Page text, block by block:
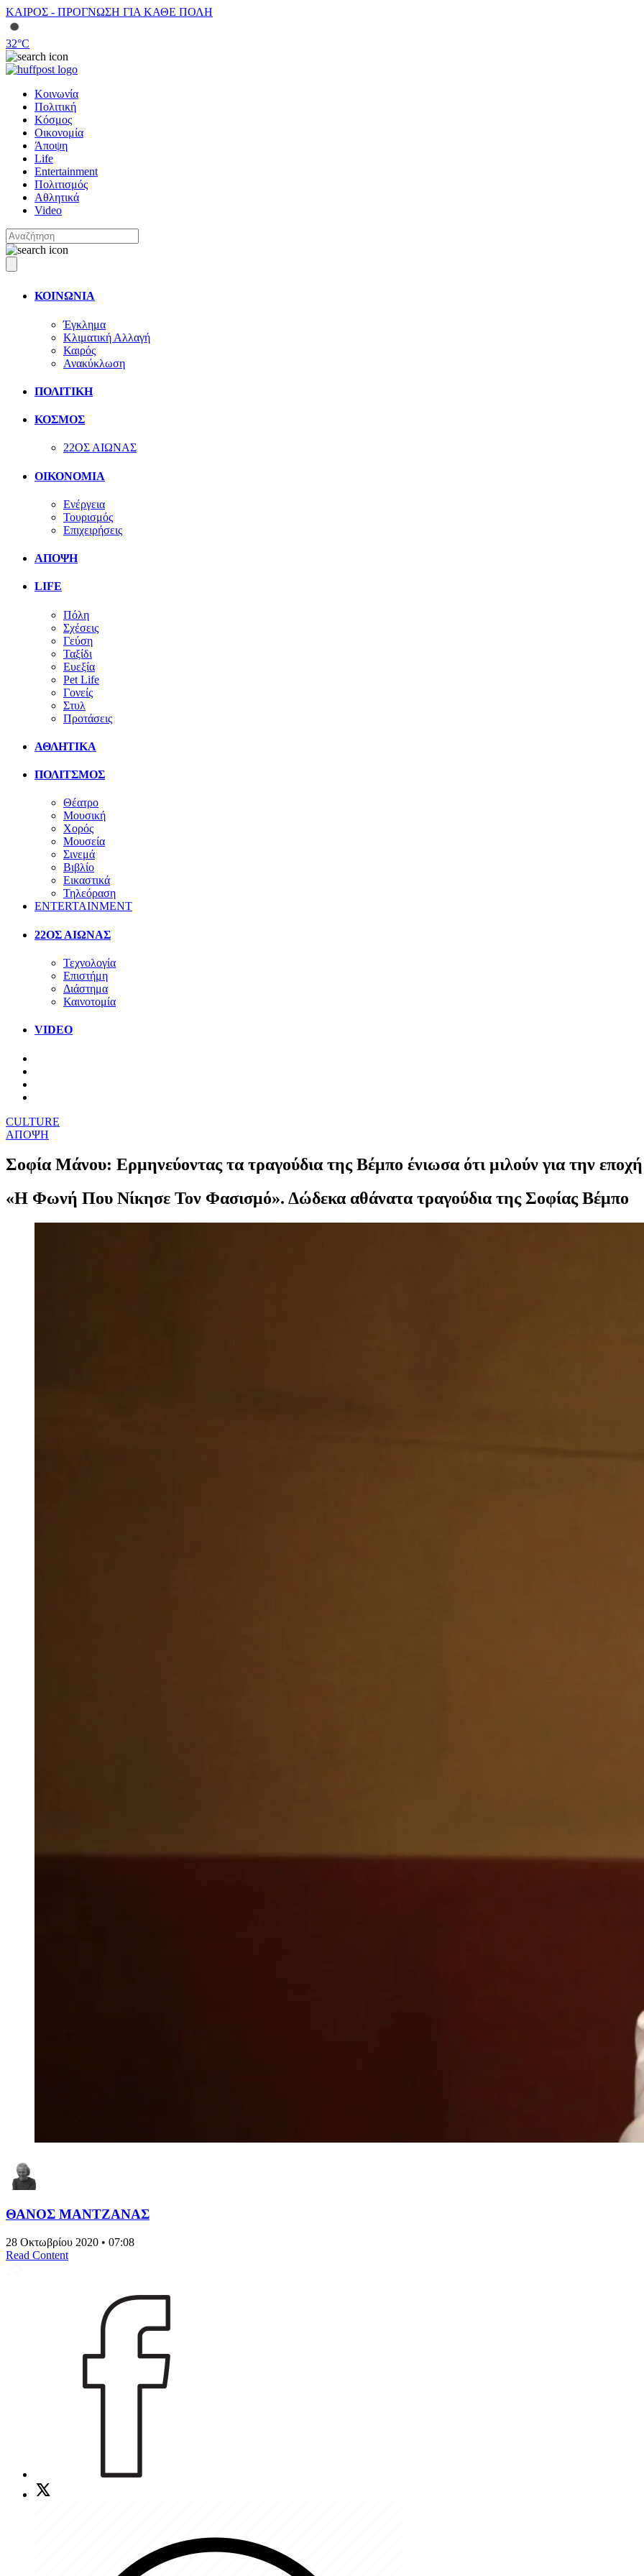
ΚΑΙΡΟΣ - ΠΡΟΓΝΩΣΗ ΓΙΑ ΚΑΘΕ ΠΟΛΗ
32°C
Κοινωνία
Πολιτική
Κόσμος
Οικονομία
Άποψη
Life
Entertainment
Πολιτισμός
Αθλητικά
Video
ΚΟΙΝΩΝΙΑ
Έγκλημα
Κλιματική Αλλαγή
Καιρός
Ανακύκλωση
ΠΟΛΙΤΙΚΗ
ΚΟΣΜΟΣ
22ΟΣ ΑΙΩΝΑΣ
ΟΙΚΟΝΟΜΙΑ
Ενέργεια
Τουρισμός
Επιχειρήσεις
ΑΠΟΨΗ
LIFE
Πόλη
Σχέσεις
Γεύση
Ταξίδι
Ευεξία
Pet Life
Γονείς
Στυλ
Προτάσεις
ΑΘΛΗΤΙΚΑ
ΠΟΛΙΤΣΜΟΣ
Θέατρο
Μουσική
Χορός
Μουσεία
Σινεμά
Βιβλίο
Εικαστικά
Τηλεόραση
ENTERTAINMENT
22ΟΣ ΑΙΩΝΑΣ
Τεχνολογία
Επιστήμη
Διάστημα
Καινοτομία
VIDEO
CULTURE
ΑΠΟΨΗ
Σοφία Μάνου: Ερμηνεύοντας τα τραγούδια της Βέμπο ένιωσα ότι μιλούν για την
«Η Φωνή Που Νίκησε Τον Φασισμό». Δώδεκα αθάνατα τραγούδια της Σοφίας Βέμπο
ΘΑΝΟΣ ΜΑΝΤΖΑΝΑΣ
28 Οκτωβρίου 2020 • 07:08
Read Content